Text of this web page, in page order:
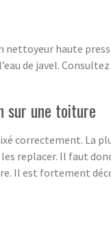
haute
de javel.
sur une toiture
correctement. La
replacer. Il faut
Il est fortement